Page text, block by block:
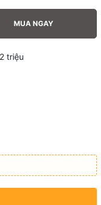
MUA NGAY
triệu